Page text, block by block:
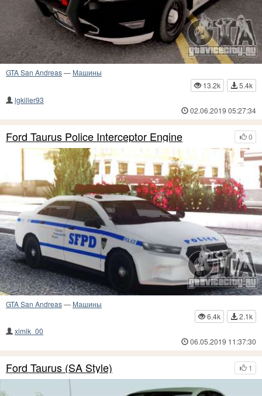
GTA San Andreas— Машины
13.2k
5.4k
lgkiller93
02.06.2019 05:27:34
0
Ford Taurus Police Interceptor Engine
GTA San Andreas— Машины
6.4k
2.1k
ximik_00
06.05.2019 11:37:30
1
Ford Taurus (SA Style)